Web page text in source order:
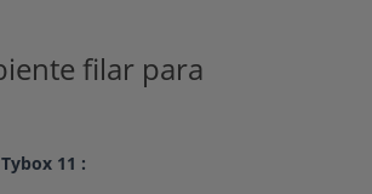
filar para
11 :